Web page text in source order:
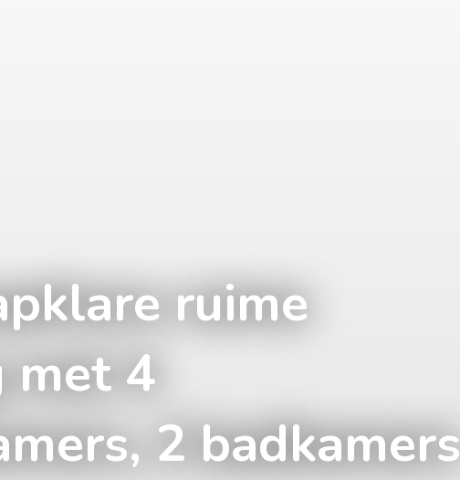
ruime
met 4
2 badkamers